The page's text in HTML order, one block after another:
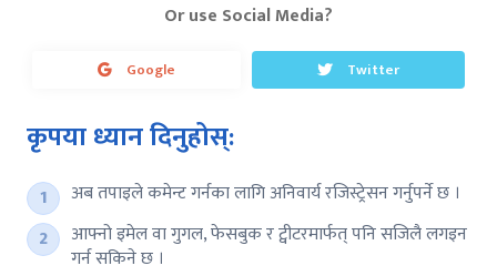
Or use Social Media?
Google Twitter
कृपया ध्यान दिनुहोस्:
अब तपाइले कमेन्ट गर्नका लागि अनिवार्य रजिस्ट्रेसन गर्नुपर्ने छ ।
आफ्नो इमेल वा गुगल, फेसबुक र ट्वीटरमार्फत् पनि सजिलै लगइन
गर्न सकिने छ ।